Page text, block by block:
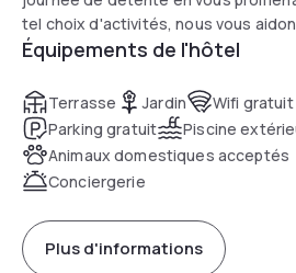
tel choix d'activités, nous vous
d'un week-end rapide entre amis, à
d'aventures une semaine entière de
Que ce soit pour les affaires ou pour
tous les goûts au Town House Lodge
Équipements de l'hôtel
Terrasse Jardin
Wifi gratuit
Parking gratuit
Piscine
Animaux domestiques acceptés
Conciergerie
Plus d'informations